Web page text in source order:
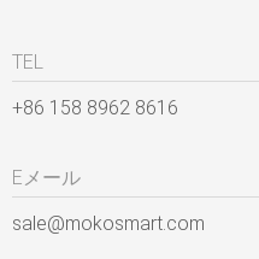
TEL
+86 158 8962 8616
Eメール
sale@mokosmart.com